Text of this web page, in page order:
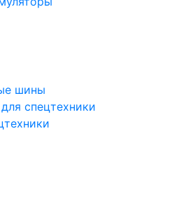
шины
спецтехники